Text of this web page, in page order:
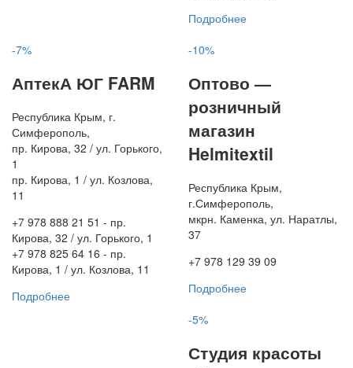
Подробнее
-7%
АптекА ЮГ FARM
Республика Крым, г.
Симферополь,
пр. Кирова, 32 / ул. Горького,
1
пр. Кирова, 1 / ул. Козлова,
11
+7 978 888 21 51 - пр.
Кирова, 32 / ул. Горького, 1
+7 978 825 64 16 - пр.
Кирова, 1 / ул. Козлова, 11
Подробнее
-10%
Оптово —
розничный
магазин
Helmitextil
Республика Крым,
г.Симферополь,
мкрн. Каменка, ул. Наратлы,
37
+7 978 129 39 09
Подробнее
-5%
Студия красоты